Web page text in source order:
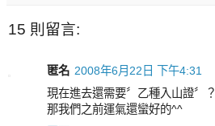
15 則留言:
匿名 2008年6月22日 下午4:31
現在進去還需要〞乙種入山證〞？
那我們之前運氣還蠻好的^^